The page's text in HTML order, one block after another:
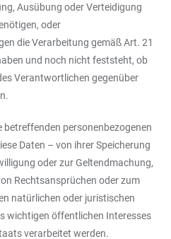
Ausübung oder Verteidigung
oder
die Verarbeitung gemäß Art. 21
und noch nicht feststeht, ob
Verantwortlichen gegenüber
betreffenden personenbezogenen
Daten – von ihrer Speicherung
oder zur Geltendmachung,
Rechtsansprüchen oder zum
natürlichen oder juristischen
wichtigen öffentlichen Interesses
verarbeitet werden.